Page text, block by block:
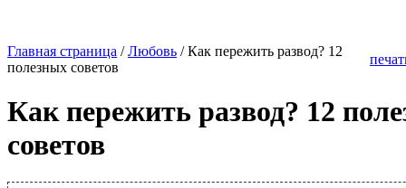
Главная страница /Любовь / Как пережить развод? 12
полезных советов
Как пережить развод? 12
советов